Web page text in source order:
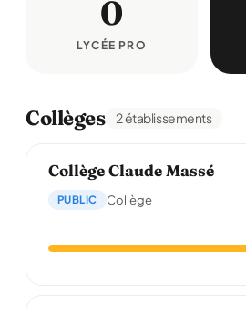
0
LYCÉE PRO
Collèges 2 établissements
Collège Claude Massé
PUBLIC Collège